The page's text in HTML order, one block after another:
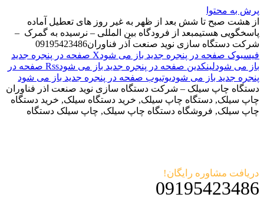
پرش به محتوا
از هشت صبح تا شش بعد از ظهر به غیر روز های تعطیل آماده
پاسخگویی هستیمبعد از فرودگاه بین المللی – نرسیده به گمرک –
شرکت دستگاه سازی نوید صنعت آذر فناوران09195423486
فیسبوک صفحه در پنجره جدید باز می شود
X صفحه در پنجره جدید
باز می شودلینکدین صفحه در پنجره جدید باز می شود
Rss صفحه در
پنجره جدید باز می شودیوتیوب صفحه در پنجره جدید باز می شود
دستگاه چاپ سیلک – شرکت دستگاه سازی نوید صنعت اذر فناوران
چاپ سیلک, دستگاه چاپ سیلک, خرید دستگاه سیلک, خرید دستگاه
چاپ سیلک, فروشگاه دستگاه چاپ سیلک, چاپ سیلک دستگاه
دریافت مشاوره رایگان!
09195423486